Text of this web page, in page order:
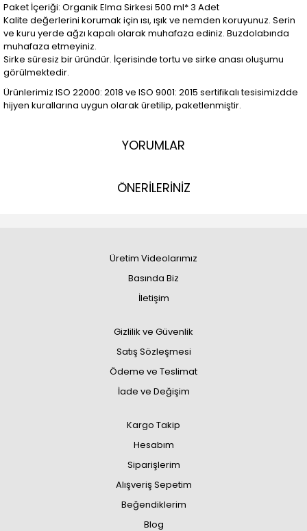
Paket İçeriği: Organik Elma Sirkesi 500 ml* 3 Adet
Kalite değerlerini korumak için ısı, ışık ve nemden koruyunuz. Serin
ve kuru yerde ağzı kapalı olarak muhafaza ediniz. Buzdolabında
muhafaza etmeyiniz.
Sirke süresiz bir üründür. İçerisinde tortu ve sirke anası oluşumu
görülmektedir.
Ürünlerimiz ISO 22000: 2018 ve ISO 9001: 2015 sertifikalı tesisimizdde
hijyen kurallarına uygun olarak üretilip, paketlenmiştir.
YORUMLAR
ÖNERİLERİNİZ
Üretim Videolarımız
Basında Biz
İletişim
Gizlilik ve Güvenlik
Satış Sözleşmesi
Ödeme ve Teslimat
İade ve Değişim
Kargo Takip
Hesabım
Siparişlerim
Alışveriş Sepetim
Beğendiklerim
Blog